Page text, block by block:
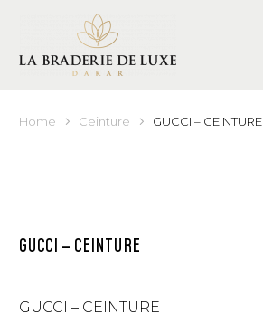
Home Ceinture GUCCI – CEINTURE
GUCCI – CEINTURE
GUCCI – CEINTURE